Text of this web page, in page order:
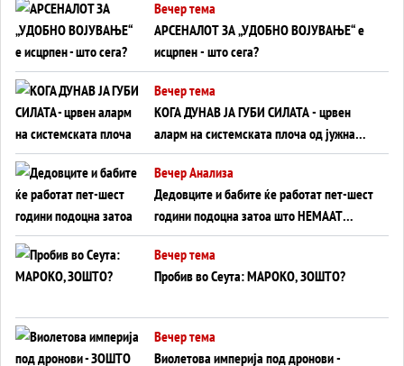
Вечер тема
АРСЕНАЛОТ ЗА „УДОБНО ВОЈУВАЊЕ“ е
исцрпен - што сега?
Вечер тема
КОГА ДУНАВ ЈА ГУБИ СИЛАТА - црвен
аларм на системската плоча од јужна
Германија до Црното Море...
Вечер Анализа
Дедовците и бабите ќе работат пет-шест
години подоцна затоа што НЕМААТ
ВНУЦИ ДА ГИ ЗАМЕНАТ
Вечер тема
Пробив во Сеута: МАРОКО, ЗОШТО?
Вечер тема
Виолетова империја под дронови -